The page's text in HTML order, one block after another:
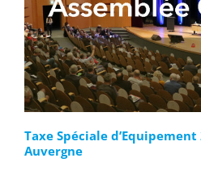
Taxe Spéciale d’Equipement
Auvergne